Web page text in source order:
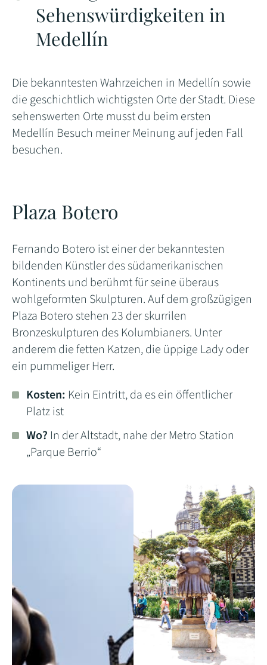
Sehenswürdigkeiten in
Medellín
Die bekanntesten Wahrzeichen in Medellín sowie
die geschichtlich wichtigsten Orte der Stadt. Diese
sehenswerten Orte musst du beim ersten
Medellín Besuch meiner Meinung auf jeden Fall
besuchen.
Plaza Botero
Fernando Botero ist einer der bekanntesten
bildenden Künstler des südamerikanischen
Kontinents und berühmt für seine überaus
wohlgeformten Skulpturen.Auf dem großzügigen
Plaza Botero stehen 23 der skurrilen
Bronzeskulpturen des Kolumbianers. Unter
anderem die fetten Katzen, die üppige Lady oder
ein pummeliger Herr.
Kosten: Kein Eintritt, da es ein öffentlicher
Platz ist
Wo? In der Altstadt, nahe der Metro Station
„Parque Berrio“